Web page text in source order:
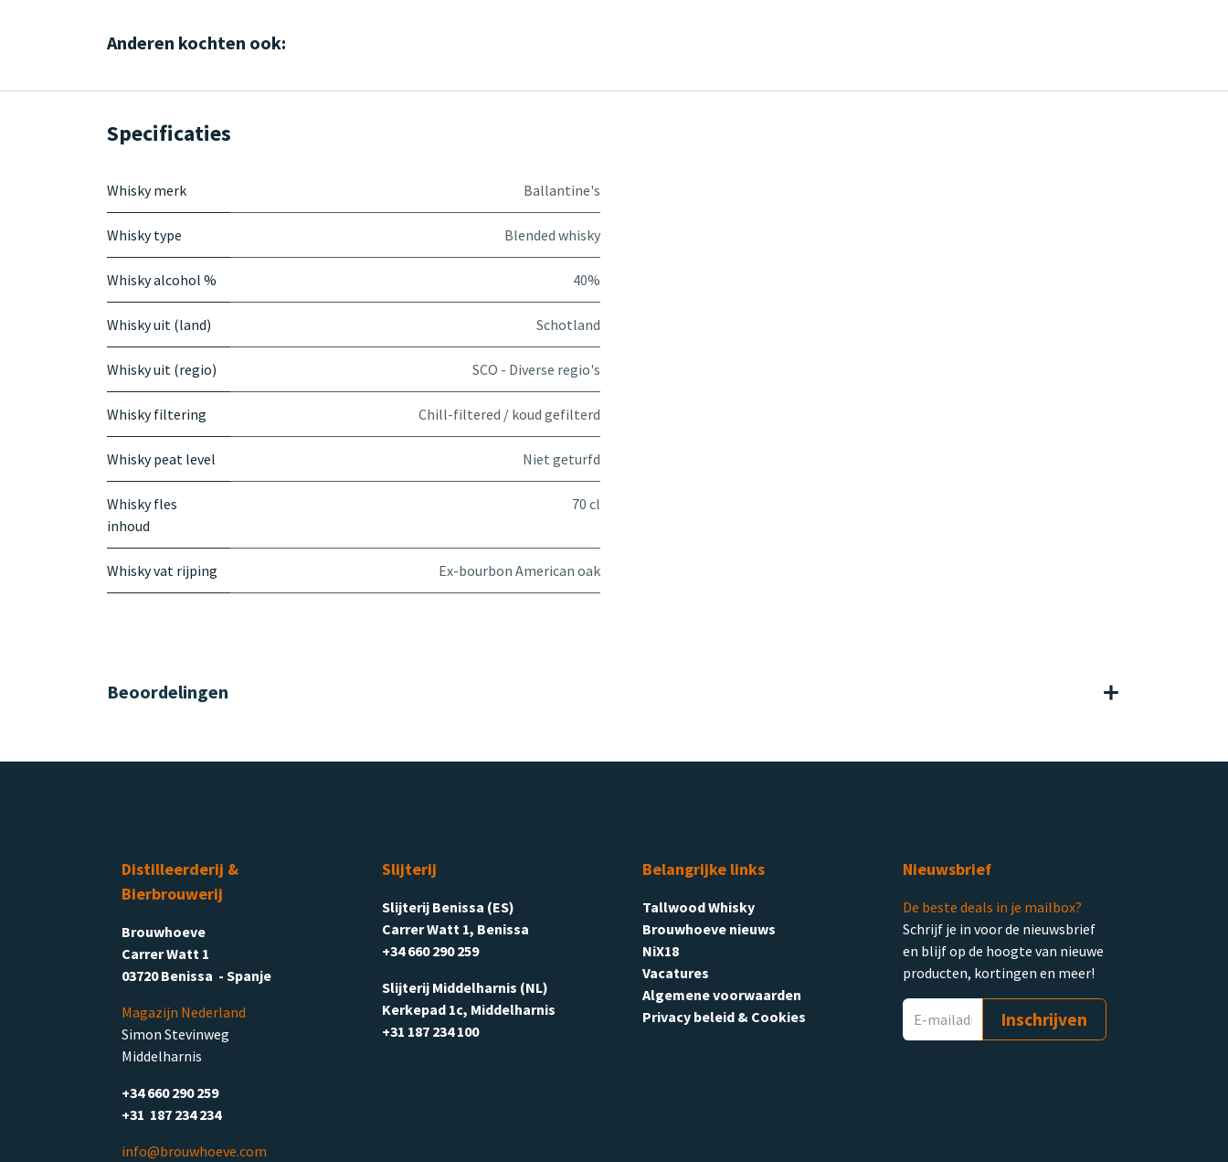
Anderen kochten ook:
Specificaties
Whisky merk Ballantine's
Whisky type Blended whisky
Whisky alcohol % 40%
Whisky uit (land) Schotland
Whisky uit (regio) SCO - Diverse regio's
Whisky filtering Chill-filtered / koud gefilterd
Whisky peat level Niet geturfd
Whisky fles
inhoud
70 cl
Whisky vat rijping Ex-bourbon American oak
Beoordelingen
Distilleerderij &
Bierbrouwerij
Brouwhoeve
Carrer Watt 1
03720 Benissa - Spanje
Magazijn Nederland
Simon Stevinweg
Middelharnis
+34 660 290 259
+31 187 234 234
info@brouwhoeve.com
Slijterij
Slijterij Benissa (ES)
Carrer Watt 1, Benissa
+34 660 290 259
Slijterij Middelharnis (NL)
Kerkepad 1c, Middelharnis
+31 187 234 100
Belangrijke links
Tallwood Whisky
Brouwhoeve nieuws
NiX18
Vacatures
Algemene voorwaarden
Privacy beleid & Cookies
Nieuwsbrief
De beste deals in je mailbox?
Schrijf je in voor de nieuwsbrief
en blijf op de hoogte van nieuwe
producten, kortingen en meer!
Inschrijven